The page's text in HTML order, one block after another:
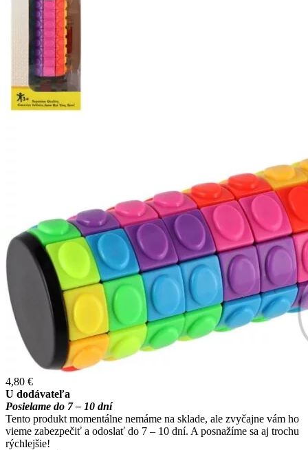
4,80 €
U dodávateľa
Posielame do 7 – 10 dní
Tento produkt momentálne nemáme na sklade, ale zvyčajne vám ho
vieme zabezpečiť a odoslať do 7 – 10 dní. A posnažíme sa aj trochu
rýchlejšie!